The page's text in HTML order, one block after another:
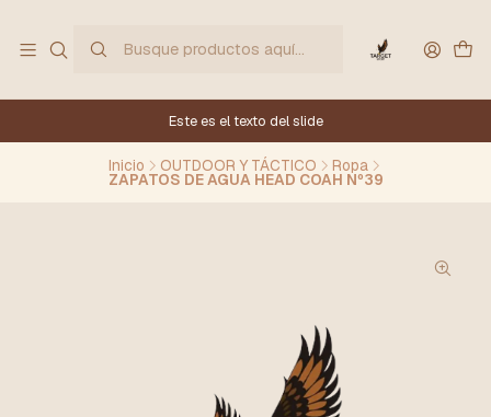
Este es el texto del slide
Inicio OUTDOOR Y TÁCTICO Ropa
ZAPATOS DE AGUA HEAD COAH Nº39